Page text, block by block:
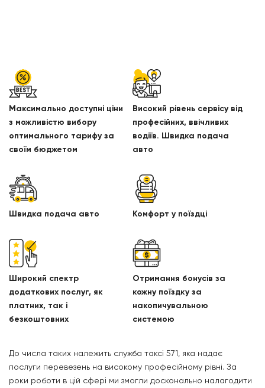
Максимально доступні ціни
з можливістю вибору
оптимального тарифу за
своїм бюджетом
Високий рівень сервісу від
професійних, ввічливих
водіїв. Швидка подача
авто
Швидка подача авто Комфорт у поїздці
Широкий спектр
додаткових послуг, як
платних, так і
безкоштовних
Отримання бонусів за
кожну поїздку за
накопичувальною
системою
До числа таких належить служба таксі 571, яка надає
послуги перевезень на високому професійному рівні. За
роки роботи в цій сфері ми змогли досконально налагодити